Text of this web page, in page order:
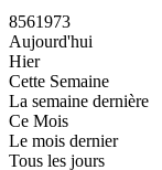
8561973
Aujourd'hui
Hier
Cette Semaine
La semaine dernière
Ce Mois
Le mois dernier
Tous les jours